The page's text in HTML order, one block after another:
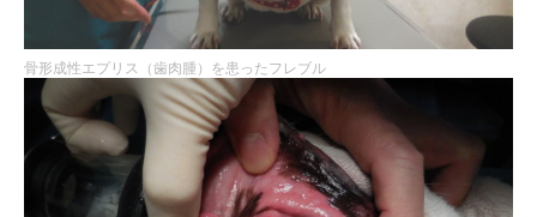
骨形成性エプリス（歯肉腫）を患ったフレブル